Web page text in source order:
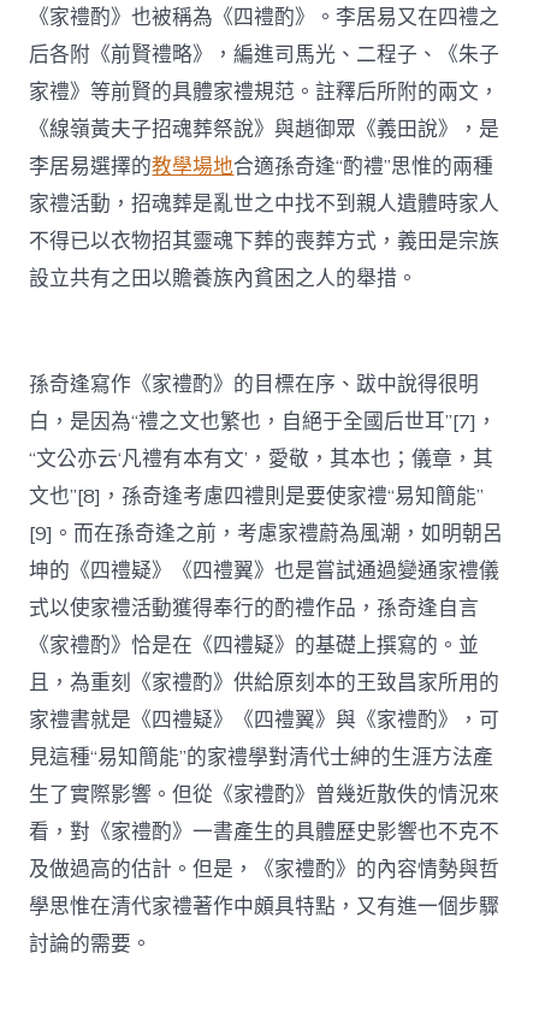
《家禮酌》也被稱為《四禮酌》。李居易又在四禮之
后各附《前賢禮略》，編進司馬光、二程子、《朱子
家禮》等前賢的具體家禮規范。註釋后所附的兩文，
《線嶺黃夫子招魂葬祭說》與趙御眾《義田說》，是
李居易選擇的教學場地合適孫奇逢“酌禮”思惟的兩種
家禮活動，招魂葬是亂世之中找不到親人遺體時家人
不得已以衣物招其靈魂下葬的喪葬方式，義田是宗族
設立共有之田以贍養族內貧困之人的舉措。
孫奇逢寫作《家禮酌》的目標在序、跋中說得很明
白，是因為“禮之文也繁也，自絕于全國后世耳”[7]，
“文公亦云‘凡禮有本有文’，愛敬，其本也；儀章，其
文也”[8]，孫奇逢考慮四禮則是要使家禮“易知簡能”
[9]。而在孫奇逢之前，考慮家禮蔚為風潮，如明朝呂
坤的《四禮疑》《四禮翼》也是嘗試通過變通家禮儀
式以使家禮活動獲得奉行的酌禮作品，孫奇逢自言
《家禮酌》恰是在《四禮疑》的基礎上撰寫的。並
且，為重刻《家禮酌》供給原刻本的王致昌家所用的
家禮書就是《四禮疑》《四禮翼》與《家禮酌》，可
見這種“易知簡能”的家禮學對清代士紳的生涯方法產
生了實際影響。但從《家禮酌》曾幾近散佚的情況來
看，對《家禮酌》一書產生的具體歷史影響也不克不
及做過高的估計。但是，《家禮酌》的內容情勢與哲
學思惟在清代家禮著作中頗具特點，又有進一個步驟
討論的需要。